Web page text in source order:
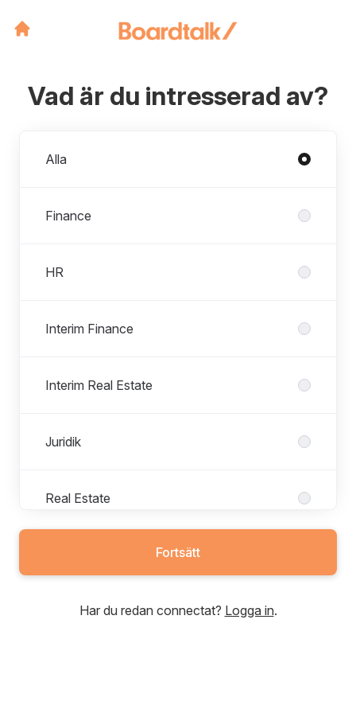
Vad är du intresserad av?
Alla
Finance
HR
Interim Finance
Interim Real Estate
Juridik
Real Estate
Fortsätt
Har du redan connectat? Logga in.